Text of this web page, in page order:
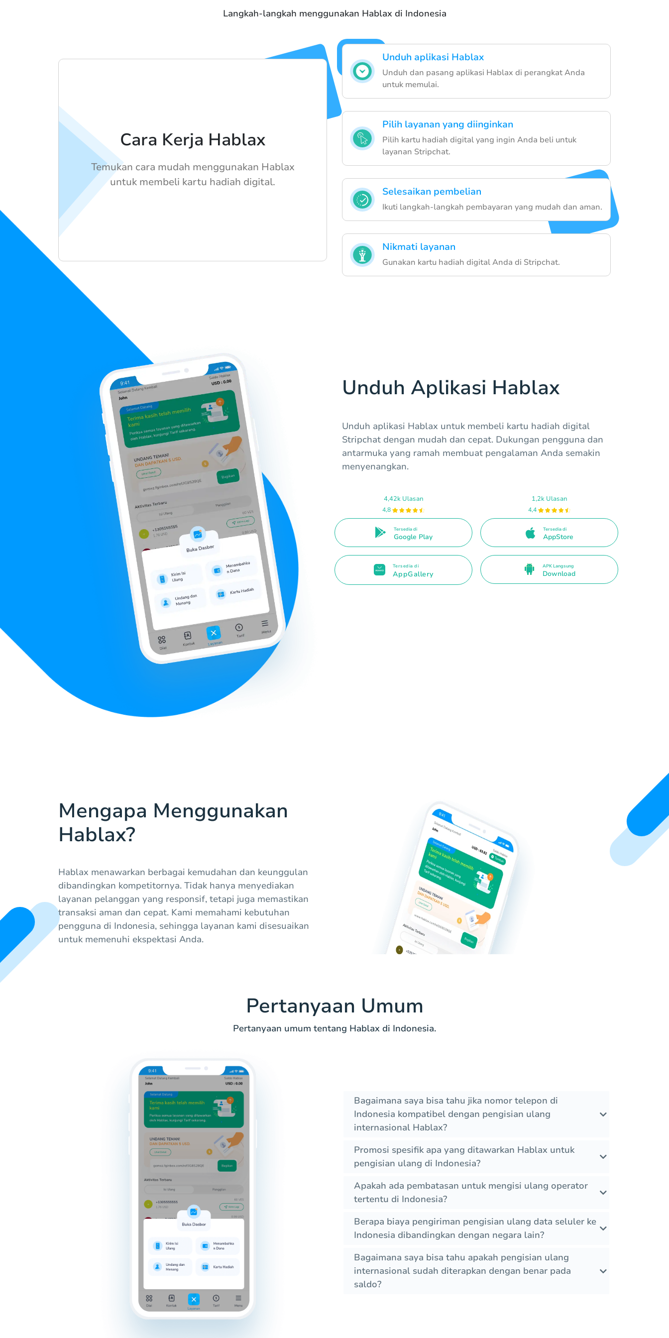
Langkah-langkah menggunakan Hablax di Indonesia
Unduh aplikasi Hablax
Unduh dan pasang aplikasi Hablax di perangkat Anda
untuk memulai.
Pilih layanan yang diinginkan
Pilih kartu hadiah digital yang ingin Anda beli untuk
layanan Stripchat.
Selesaikan pembelian
Ikuti langkah-langkah pembayaran yang mudah dan aman.
Nikmati layanan
Gunakan kartu hadiah digital Anda di Stripchat.
Cara Kerja Hablax
Temukan cara mudah menggunakan Hablax
untuk membeli kartu hadiah digital.
Unduh Aplikasi Hablax
Unduh aplikasi Hablax untuk membeli kartu hadiah digital
Stripchat dengan mudah dan cepat. Dukungan pengguna dan
antarmuka yang ramah membuat pengalaman Anda semakin
menyenangkan.
4,42k Ulasan
4,8
Tersedia di
Google Play
1,2k Ulasan
4,4
Tersedia di
AppStore
Tersedia di
AppGallery
APK Langsung
Download
Mengapa Menggunakan
Hablax?
Hablax menawarkan berbagai kemudahan dan keunggulan
dibandingkan kompetitornya. Tidak hanya menyediakan
layanan pelanggan yang responsif, tetapi juga memastikan
transaksi aman dan cepat. Kami memahami kebutuhan
pengguna di Indonesia, sehingga layanan kami disesuaikan
untuk memenuhi ekspektasi Anda.
Pertanyaan Umum
Pertanyaan umum tentang Hablax di Indonesia.
Bagaimana saya bisa tahu jika nomor telepon di
Indonesia kompatibel dengan pengisian ulang
internasional Hablax?
Promosi spesifik apa yang ditawarkan Hablax untuk
pengisian ulang di Indonesia?
Apakah ada pembatasan untuk mengisi ulang operator
tertentu di Indonesia?
Berapa biaya pengiriman pengisian ulang data seluler ke
Indonesia dibandingkan dengan negara lain?
Bagaimana saya bisa tahu apakah pengisian ulang
internasional sudah diterapkan dengan benar pada
saldo?